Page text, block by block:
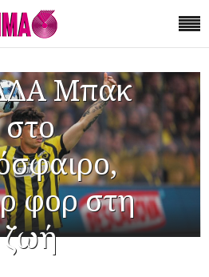
Μπακ
στο
φορ στη
ζωή